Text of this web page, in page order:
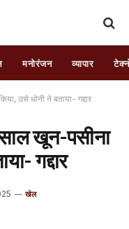
मनोरंजन व्यापार
उसे धोनी ने बताया- गद्दार
खून-पसीना
गद्दार
खेल